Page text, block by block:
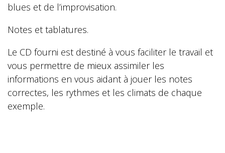
blues et de l’improvisation.
Notes et tablatures.
Le CD fourni est destiné à vous faciliter le travail et
vous permettre de mieux assimiler les
informations en vous aidant à jouer les notes
correctes, les rythmes et les climats de chaque
exemple.